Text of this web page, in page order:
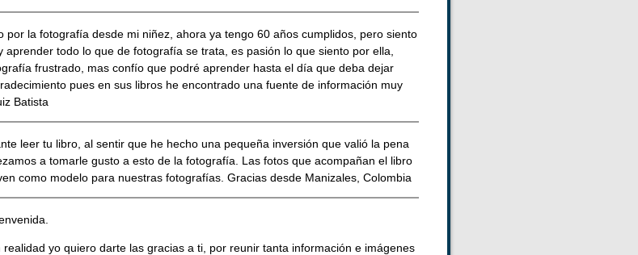
por la fotografía desde mi niñez, ahora ya tengo 60 años cumplidos, pero siento
todo lo que de fotografía se trata, es pasión lo que siento por ella,
frustrado, mas confío que podré aprender hasta el día que deba dejar
pues en sus libros he encontrado una fuente de información muy
Batista
leer tu libro, al sentir que he hecho una pequeña inversión que valió la pena
a tomarle gusto a esto de la fotografía. Las fotos que acompañan el libro
como modelo para nuestras fotografías. Gracias desde Manizales, Colombia
yo quiero darte las gracias a ti, por reunir tanta información e imágenes